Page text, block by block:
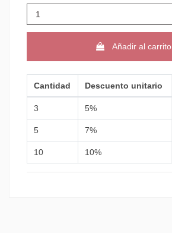
Añadir al carrito
Cantidad Descuento unitario
3 5%
5 7%
10 10%